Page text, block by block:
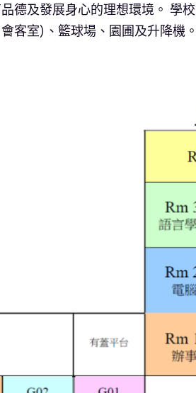
德及發展身心的理想環境。 學
客室)、籃球場、園圃及升降機